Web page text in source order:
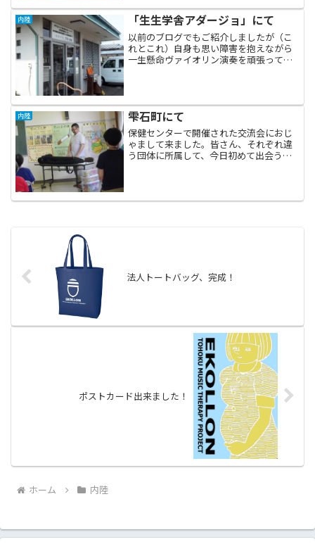
いたため、夜から宿に入り...
内陸 「生生学舎アダージョ」にて
以前のブログでもご紹介しましたが（こ
れとこれ）自身も思い障害を抱えながら
一生懸命ヴァイオリン演奏を頑張ってい
の会イーハトーヴが運営し...
内陸 雫石町にて
保健センターで開催された交流会におじ
ゃまして来ました。皆さん、それぞれ違
う団体に所属して、今日初めて出会う人
介する手法は私個人がこれ...
法人トートバッグ、完成！
ポストカード出来ました！
ホーム 内陸